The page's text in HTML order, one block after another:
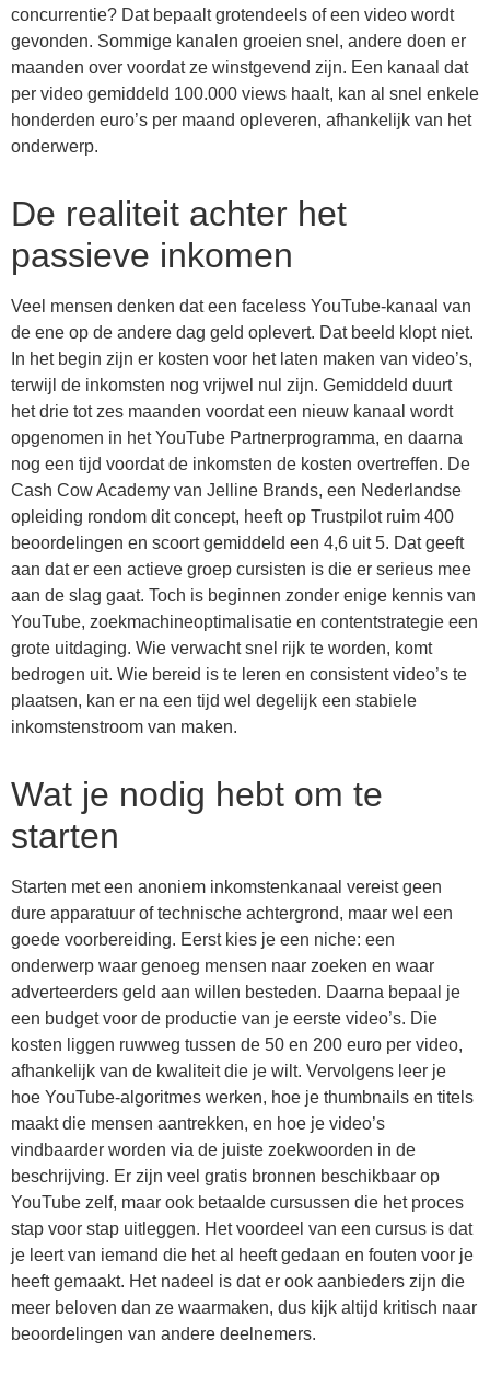
concurrentie? Dat bepaalt grotendeels of een video wordt
gevonden. Sommige kanalen groeien snel, andere doen er
maanden over voordat ze winstgevend zijn. Een kanaal dat
per video gemiddeld 100.000 views haalt, kan al snel enkele
honderden euro’s per maand opleveren, afhankelijk van het
onderwerp.
De realiteit achter het
passieve inkomen
Veel mensen denken dat een faceless YouTube-kanaal van
de ene op de andere dag geld oplevert. Dat beeld klopt niet.
In het begin zijn er kosten voor het laten maken van video’s,
terwijl de inkomsten nog vrijwel nul zijn. Gemiddeld duurt
het drie tot zes maanden voordat een nieuw kanaal wordt
opgenomen in het YouTube Partnerprogramma, en daarna
nog een tijd voordat de inkomsten de kosten overtreffen. De
Cash Cow Academy van Jelline Brands, een Nederlandse
opleiding rondom dit concept, heeft op Trustpilot ruim 400
beoordelingen en scoort gemiddeld een 4,6 uit 5. Dat geeft
aan dat er een actieve groep cursisten is die er serieus mee
aan de slag gaat. Toch is beginnen zonder enige kennis van
YouTube, zoekmachineoptimalisatie en contentstrategie een
grote uitdaging. Wie verwacht snel rijk te worden, komt
bedrogen uit. Wie bereid is te leren en consistent video’s te
plaatsen, kan er na een tijd wel degelijk een stabiele
inkomstenstroom van maken.
Wat je nodig hebt om te
starten
Starten met een anoniem inkomstenkanaal vereist geen
dure apparatuur of technische achtergrond, maar wel een
goede voorbereiding. Eerst kies je een niche: een
onderwerp waar genoeg mensen naar zoeken en waar
adverteerders geld aan willen besteden. Daarna bepaal je
een budget voor de productie van je eerste video’s. Die
kosten liggen ruwweg tussen de 50 en 200 euro per video,
afhankelijk van de kwaliteit die je wilt. Vervolgens leer je
hoe YouTube-algoritmes werken, hoe je thumbnails en titels
maakt die mensen aantrekken, en hoe je video’s
vindbaarder worden via de juiste zoekwoorden in de
beschrijving. Er zijn veel gratis bronnen beschikbaar op
YouTube zelf, maar ook betaalde cursussen die het proces
stap voor stap uitleggen. Het voordeel van een cursus is dat
je leert van iemand die het al heeft gedaan en fouten voor je
heeft gemaakt. Het nadeel is dat er ook aanbieders zijn die
meer beloven dan ze waarmaken, dus kijk altijd kritisch naar
beoordelingen van andere deelnemers.